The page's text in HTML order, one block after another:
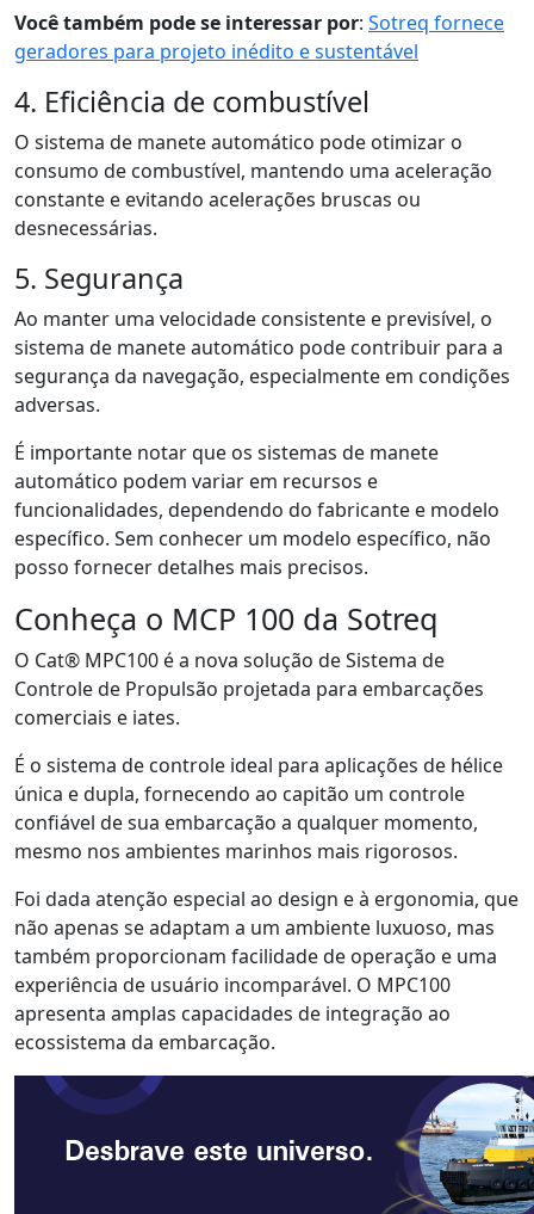
Você também pode se interessar por: Sotreq fornece
geradores para projeto inédito e sustentável
4. Eficiência de combustível
O sistema de manete automático pode otimizar o
consumo de combustível, mantendo uma aceleração
constante e evitando acelerações bruscas ou
desnecessárias.
5. Segurança
Ao manter uma velocidade consistente e previsível, o
sistema de manete automático pode contribuir para a
segurança da navegação, especialmente em condições
adversas.
É importante notar que os sistemas de manete
automático podem variar em recursos e
funcionalidades, dependendo do fabricante e modelo
específico. Sem conhecer um modelo específico, não
posso fornecer detalhes mais precisos.
Conheça o MCP 100 da Sotreq
O Cat® MPC100 é a nova solução de Sistema de
Controle de Propulsão projetada para embarcações
comerciais e iates.
É o sistema de controle ideal para aplicações de hélice
única e dupla, fornecendo ao capitão um controle
confiável de sua embarcação a qualquer momento,
mesmo nos ambientes marinhos mais rigorosos.
Foi dada atenção especial ao design e à ergonomia, que
não apenas se adaptam a um ambiente luxuoso, mas
também proporcionam facilidade de operação e uma
experiência de usuário incomparável. O MPC100
apresenta amplas capacidades de integração ao
ecossistema da embarcação.